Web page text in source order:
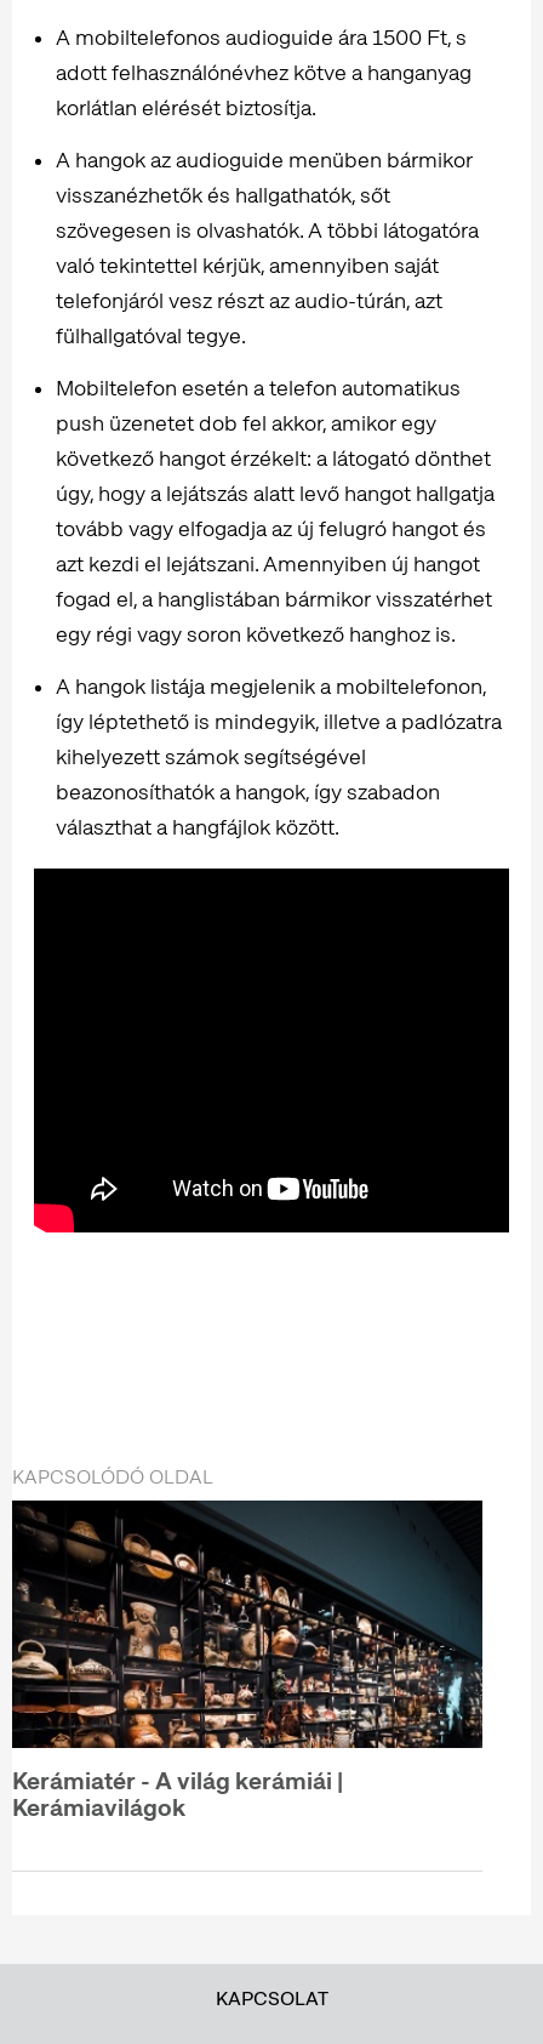
A mobiltelefonos audioguide ára 1500 Ft, s
adott felhasználónévhez kötve a hanganyag
korlátlan elérését biztosítja.
A hangok az audioguide menüben bármikor
visszanézhetők és hallgathatók, sőt
szövegesen is olvashatók. A többi látogatóra
való tekintettel kérjük, amennyiben saját
telefonjáról vesz részt az audio-túrán, azt
fülhallgatóval tegye.
Mobiltelefon esetén a telefon automatikus
push üzenetet dob fel akkor, amikor egy
következő hangot érzékelt: a látogató dönthet
úgy, hogy a lejátszás alatt levő hangot hallgatja
tovább vagy elfogadja az új felugró hangot és
azt kezdi el lejátszani. Amennyiben új hangot
fogad el, a hanglistában bármikor visszatérhet
egy régi vagy soron következő hanghoz is.
A hangok listája megjelenik a mobiltelefonon,
így léptethető is mindegyik, illetve a padlózatra
kihelyezett számok segítségével
beazonosíthatók a hangok, így szabadon
választhat a hangfájlok között.
KAPCSOLÓDÓ OLDAL
Kerámiatér - A világ kerámiái |
Kerámiavilágok
KAPCSOLAT